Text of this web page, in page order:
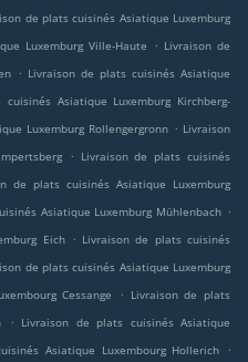
de plats cuisinés Asiatique Luxemburg
Luxemburg Ville-Haute . Livraison de
. Livraison de plats cuisinés Asiatique
Asiatique Luxemburg Kirchberg-
Luxemburg Rollengergronn . Livraison
. Livraison de plats cuisinés
de plats cuisinés Asiatique Luxemburg
Asiatique Luxemburg Mühlenbach .
Eich . Livraison de plats cuisinés
de plats cuisinés Asiatique Luxemburg
Cessange . Livraison de plats
. Livraison de plats cuisinés Asiatique
Asiatique Luxembourg Hollerich .